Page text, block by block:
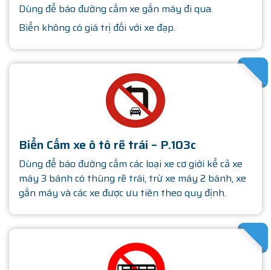
Dùng để báo đường cấm xe gắn máy đi qua.
Biển không có giá trị đối với xe đạp.
Biển Cấm xe ô tô rẽ trái – P.103c
Dùng để báo đường cấm các loại xe cơ giới kể cả xe
máy 3 bánh có thùng rẽ trái, trừ xe máy 2 bánh, xe
gắn máy và các xe được ưu tiên theo quy định.